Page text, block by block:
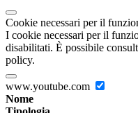
Cookie necessari per il
I cookie necessari per il
disabilitati. È possibile
policy.
www.youtube.com
Nome